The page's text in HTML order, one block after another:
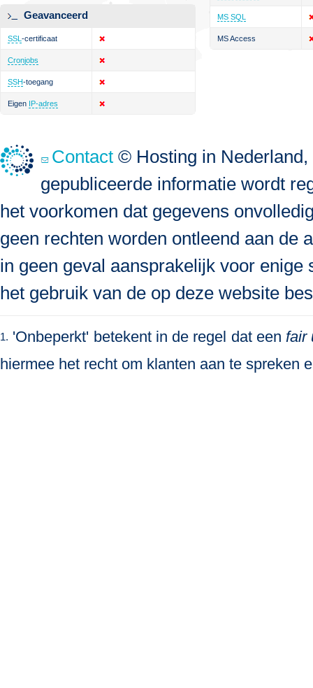
Geavanceerd
SSL -certificaat
Cronjobs
SSH-toegang
Eigen IP-adres
MS SQL
MS Access
Contact © Hosting in
gepubliceerde informatie wordt
het voorkomen dat gegevens
geen rechten worden ontleend aan de
in geen geval aansprakelijk voor
het gebruik van de op deze website
1. 'Onbeperkt' betekent in de regel dat een fair
hiermee het recht om klanten aan te spreken